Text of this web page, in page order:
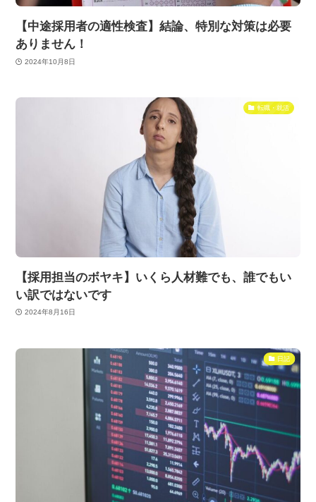
【中途採用者の適性検査】結論、特別な対策は必要
ありません！
2024年10月8日
転職・就活
【採用担当のボヤキ】いくら人材難でも、誰でもい
い訳ではないです
2024年8月16日
日記